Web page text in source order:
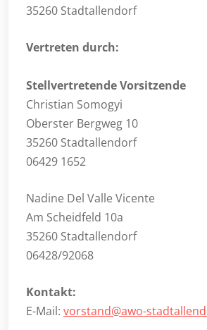
35260 Stadtallendorf
Vertreten durch:
Stellvertretende Vorsitzende
Christian Somogyi
Oberster Bergweg 10
35260 Stadtallendorf
06429 1652
Nadine Del Valle Vicente
Am Scheidfeld 10a
35260 Stadtallendorf
06428/92068
Kontakt:
E-Mail: vorstand@awo-